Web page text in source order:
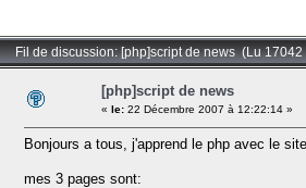
Fil de discussion: [php]script de news (Lu 17042
[php]script de news
« le: 22 Décembre 2007 à 12:22:14 »
Bonjours a tous, j'apprend le php avec le
mes 3 pages sont: